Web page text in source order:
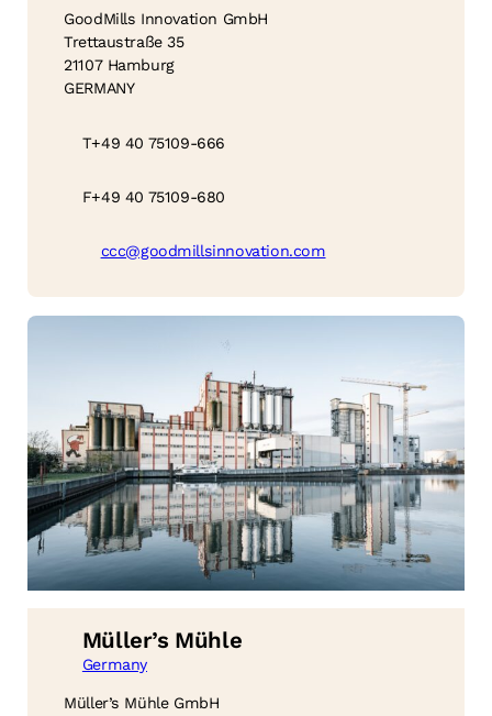
GoodMills Innovation GmbH
Trettaustraße 35
21107 Hamburg
GERMANY
T+49 40 75109-666
F+49 40 75109-680
ccc@goodmillsinnovation.com
Müller’s Mühle
Germany
Müller’s Mühle GmbH